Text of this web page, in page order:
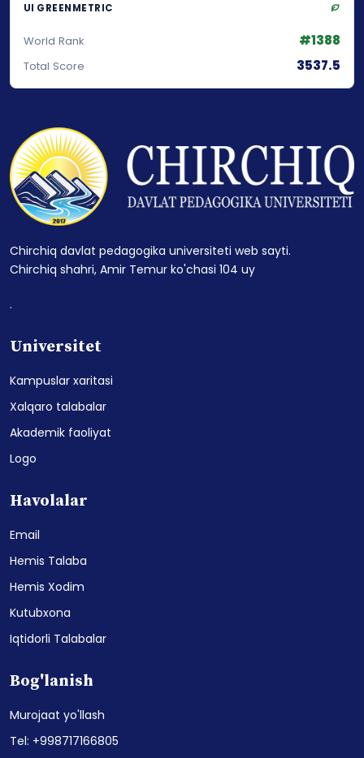
UI GREENMETRIC
World Rank #1388
Total Score 3537.5
Chirchiq davlat pedagogika universiteti web sayti.
Chirchiq shahri, Amir Temur ko'chasi 104 uy
.
Universitet
Kampuslar xaritasi
Xalqaro talabalar
Akademik faoliyat
Logo
Havolalar
Email
Hemis Talaba
Hemis Xodim
Kutubxona
Iqtidorli Talabalar
Bog'lanish
Murojaat yo'llash
Tel: +998717166805